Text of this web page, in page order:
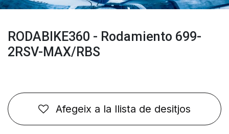
RODABIKE360 - Rodamiento 699-
2RSV-MAX/RBS
Afegeix a la llista de desitjos